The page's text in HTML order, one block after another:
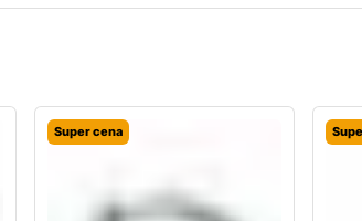
Super cena